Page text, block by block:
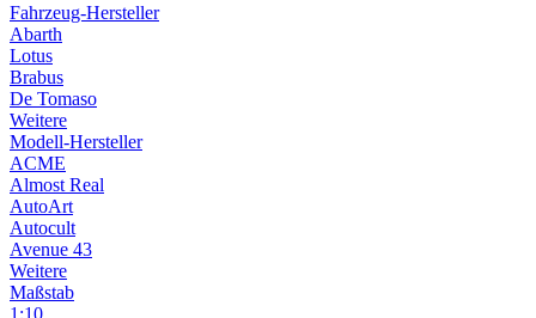
Fahrzeug-Hersteller
Abarth
Lotus
Brabus
De Tomaso
Weitere
Modell-Hersteller
ACME
Almost Real
AutoArt
Autocult
Avenue 43
Weitere
Maßstab
1:10